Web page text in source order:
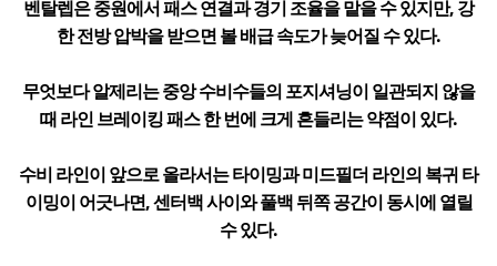
벤탈렙은 중원에서 패스 연결과 경기 조율을 맡을 수 있지만, 강
한 전방 압박을 받으면 볼 배급 속도가 늦어질 수 있다.
무엇보다 알제리는 중앙 수비수들의 포지셔닝이 일관되지 않을
때 라인 브레이킹 패스 한 번에 크게 흔들리는 약점이 있다.
수비 라인이 앞으로 올라서는 타이밍과 미드필더 라인의 복귀 타
이밍이 어긋나면, 센터백 사이와 풀백 뒤쪽 공간이 동시에 열릴
수 있다.